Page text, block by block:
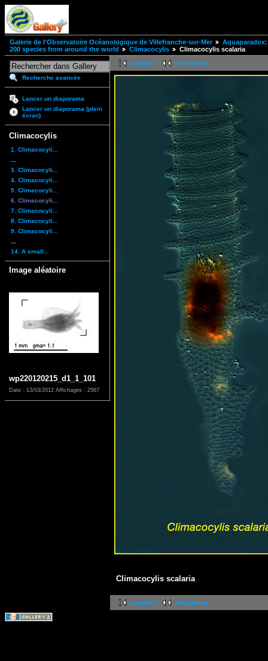
Galerie de l'Observatoire Océanologique de Villefranche-sur-Mer
200 species from around the world
Climacocylis Climacocylis scalaria
Recherche avancée
Lancer un diaporama
Lancer un diaporama (plein
écran)
Climacocylis
1. Climacocyli...
3. Climacocyli...
4. Climacocyli...
5. Climacocyli...
6. Climacocyli...
7. Climacocyli...
8. Climacocyli...
9. Climacocyli...
14. A small...
Image aléatoire
wp220120215_d1_1_101
Date : 13/03/2012 Affichages : 2567
première précédente
Climacocylis scalaria
première précédente